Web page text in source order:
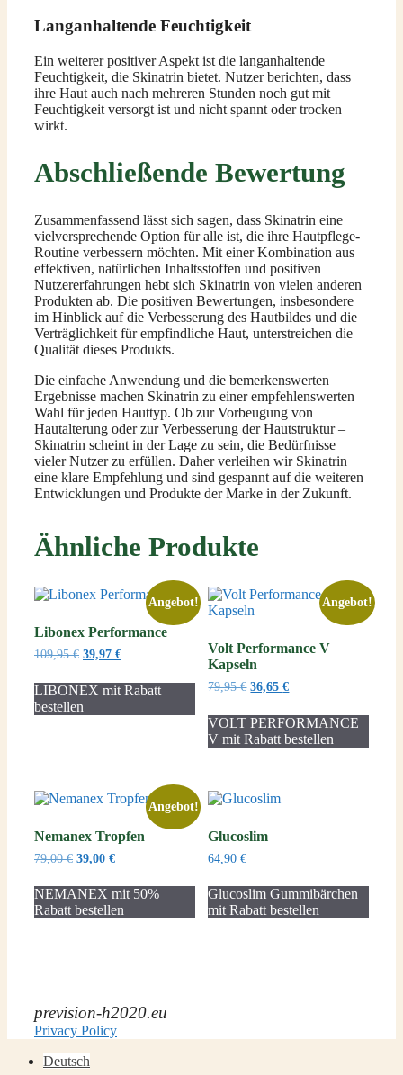
Langanhaltende Feuchtigkeit
Ein weiterer positiver Aspekt ist die langanhaltende
Feuchtigkeit, die Skinatrin bietet. Nutzer berichten, dass
ihre Haut auch nach mehreren Stunden noch gut mit
Feuchtigkeit versorgt ist und nicht spannt oder trocken
wirkt.
Abschließende Bewertung
Zusammenfassend lässt sich sagen, dass Skinatrin eine
vielversprechende Option für alle ist, die ihre Hautpflege-
Routine verbessern möchten. Mit einer Kombination aus
effektiven, natürlichen Inhaltsstoffen und positiven
Nutzererfahrungen hebt sich Skinatrin von vielen anderen
Produkten ab. Die positiven Bewertungen, insbesondere
im Hinblick auf die Verbesserung des Hautbildes und die
Verträglichkeit für empfindliche Haut, unterstreichen die
Qualität dieses Produkts.
Die einfache Anwendung und die bemerkenswerten
Ergebnisse machen Skinatrin zu einer empfehlenswerten
Wahl für jeden Hauttyp. Ob zur Vorbeugung von
Hautalterung oder zur Verbesserung der Hautstruktur –
Skinatrin scheint in der Lage zu sein, die Bedürfnisse
vieler Nutzer zu erfüllen. Daher verleihen wir Skinatrin
eine klare Empfehlung und sind gespannt auf die weiteren
Entwicklungen und Produkte der Marke in der Zukunft.
Ähnliche Produkte
Angebot!
Libonex Performance
109,95€ Ursprünglicher
war:
109,95 €
39,97 €Aktueller
ist:
39,97 €.
LIBONEX mit Rabatt
bestellen
Angebot!
Volt Performance V
Kapseln
79,95€ Ursprünglicher
war:
79,95 €
36,65€Aktueller
ist:
36,65 €.
VOLT PERFORMANCE
V mit Rabatt bestellen
Angebot!
Nemanex Tropfen
79,00€ Ursprünglicher
war:
79,00 €
39,00 €Aktueller
ist:
39,00 €.
NEMANEX mit 50%
Rabatt bestellen
Glucoslim
64,90€
Glucoslim Gummibärchen
mit Rabatt bestellen
prevision-h2020.eu
Privacy Policy
Deutsch